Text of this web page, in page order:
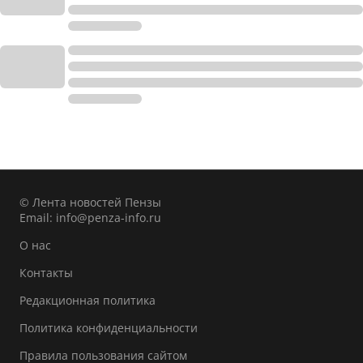
© Лента новостей Пензы
Email: info@penza-info.ru
О нас
Контакты
Редакционная политика
Политика конфиденциальности
Правила пользования сайтом